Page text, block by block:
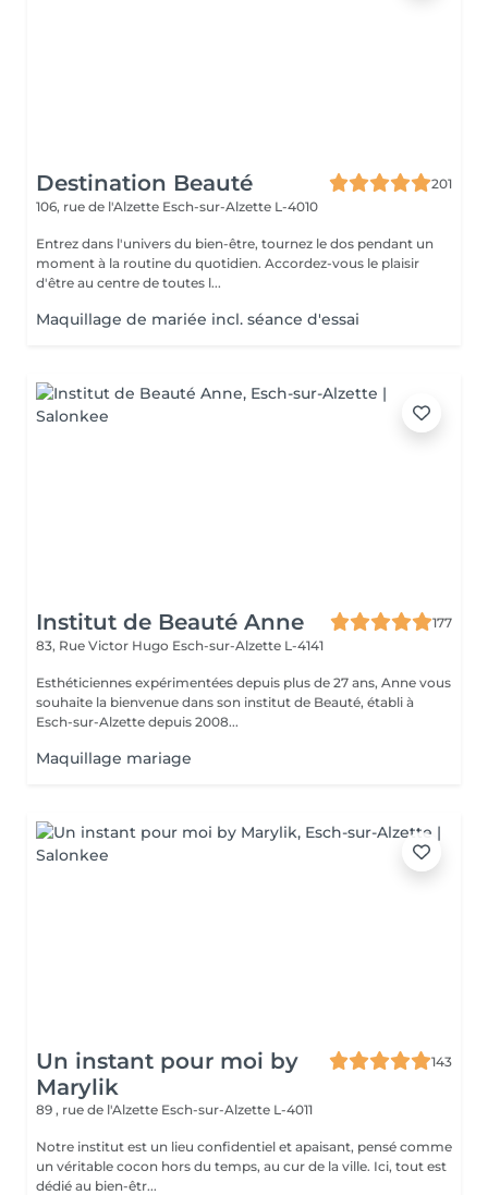
Destination Beauté
201
106, rue de l'Alzette Esch-sur-Alzette L-4010
Entrez dans l'univers du bien-être, tournez le dos pendant un
moment à la routine du quotidien. Accordez-vous le plaisir
d'être au centre de toutes l...
Maquillage de mariée incl. séance d'essai
Institut de Beauté Anne
177
83, Rue Victor Hugo Esch-sur-Alzette L-4141
Esthéticiennes expérimentées depuis plus de 27 ans, Anne vous
souhaite la bienvenue dans son institut de Beauté, établi à
Esch-sur-Alzette depuis 2008...
Maquillage mariage
Un instant pour moi by
Marylik
143
89 , rue de l'Alzette Esch-sur-Alzette L-4011
Notre institut est un lieu confidentiel et apaisant, pensé comme
un véritable cocon hors du temps, au cur de la ville. Ici, tout est
dédié au bien-êtr...